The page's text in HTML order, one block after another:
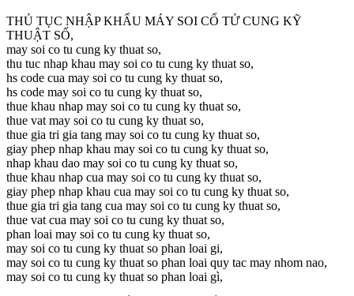
THỦ TỤC NHẬP KHẨU MÁY SOI CỔ TỬ CUNG KỸ
THUẬT SỐ,
may soi co tu cung ky thuat so,
thu tuc nhap khau may soi co tu cung ky thuat so,
hs code cua may soi co tu cung ky thuat so,
hs code may soi co tu cung ky thuat so,
thue khau nhap may soi co tu cung ky thuat so,
thue vat may soi co tu cung ky thuat so,
thue gia tri gia tang may soi co tu cung ky thuat so,
giay phep nhap khau may soi co tu cung ky thuat so,
nhap khau dao may soi co tu cung ky thuat so,
thue khau nhap cua may soi co tu cung ky thuat so,
giay phep nhap khau cua may soi co tu cung ky thuat so,
thue gia tri gia tang cua may soi co tu cung ky thuat so,
thue vat cua may soi co tu cung ky thuat so,
phan loai may soi co tu cung ky thuat so,
may soi co tu cung ky thuat so phan loai gi,
may soi co tu cung ky thuat so phan loai quy tac may nhom nao,
may soi co tu cung ky thuat so phan loai gì,